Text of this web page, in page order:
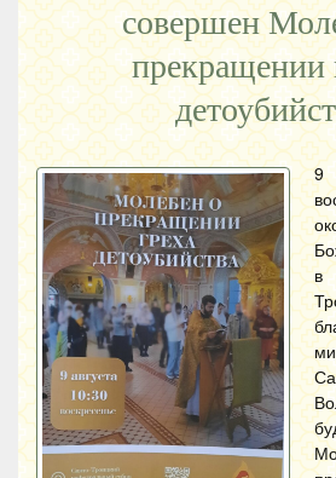
совершен
прекращении
в